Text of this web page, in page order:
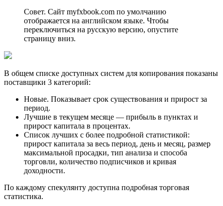
Совет. Сайт myfxbook.com по умолчанию
отображается на английском языке. Чтобы
переключиться на русскую версию, опустите
страницу вниз.
В общем списке доступных систем для копирования показаны
поставщики 3 категорий:
Новые. Показывает срок существования и прирост за
период.
Лучшие в текущем месяце — прибыль в пунктах и
прирост капитала в процентах.
Список лучших с более подробной статистикой:
прирост капитала за весь период, день и месяц, размер
максимальной просадки, тип анализа и способа
торговли, количество подписчиков и кривая
доходности.
По каждому спекулянту доступна подробная торговая
статистика.